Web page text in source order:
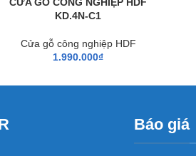
KD.4N-C1
Cửa gỗ công nghiệp HDF
1.990.000₫
Báo giá